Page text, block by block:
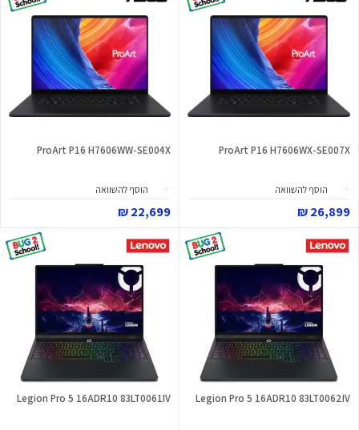
ProArt P16 H7606WX-SE007X
הוסף להשוואה
26,899 ₪
ProArt P16 H7606WW-SE004X
הוסף להשוואה
22,699 ₪
Legion Pro 5 16ADR10 83LT0062IV
Legion Pro 5 16ADR10 83LT0061IV